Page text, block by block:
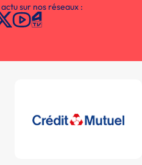
sur nos réseaux :